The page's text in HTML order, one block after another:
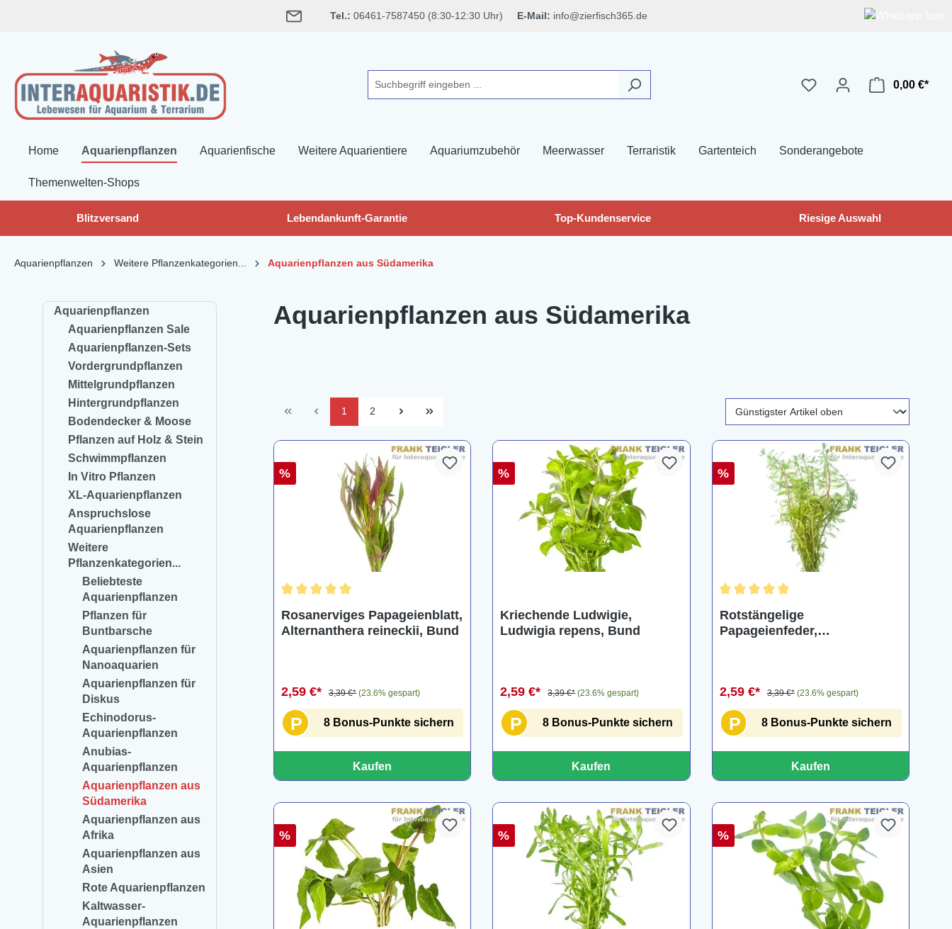
Tel.: 06461-7587450 (8:30-12:30 Uhr) E-Mail: info@zierfisch365.de
0,00 €*
Home Aquarienpflanzen Aquarienfische Weitere Aquarientiere Aquariumzubehör Meerwasser Terraristik Gartenteich Sonderangebote
Themenwelten-Shops
Blitzversand Lebendankunft-Garantie Top-Kundenservice Riesige Auswahl
Aquarienpflanzen Weitere Pflanzenkategorien... Aquarienpflanzen aus Südamerika
Aquarienpflanzen
Aquarienpflanzen Sale
Aquarienpflanzen-Sets
Vordergrundpflanzen
Mittelgrundpflanzen
Hintergrundpflanzen
Bodendecker & Moose
Pflanzen auf Holz & Stein
Schwimmpflanzen
In Vitro Pflanzen
XL-Aquarienpflanzen
Anspruchslose
Aquarienpflanzen
Weitere
Pflanzenkategorien...
Beliebteste
Aquarienpflanzen
Pflanzen für
Buntbarsche
Aquarienpflanzen für
Nanoaquarien
Aquarienpflanzen für
Diskus
Echinodorus-
Aquarienpflanzen
Anubias-
Aquarienpflanzen
Aquarienpflanzen aus
Südamerika
Aquarienpflanzen aus
Afrika
Aquarienpflanzen aus
Asien
Rote Aquarienpflanzen
Kaltwasser-
Aquarienpflanzen
Aquarienpflanzen aus Südamerika
1 2
%
Rosanerviges Papageienblatt,
Alternanthera reineckii, Bund
2,59 €* 3,39 €* (23.6% gespart)
P 8 Bonus-Punkte sichern
Kaufen
%
Kriechende Ludwigie,
Ludwigia repens, Bund
2,59 €* 3,39 €* (23.6% gespart)
P 8 Bonus-Punkte sichern
Kaufen
%
Rotstängelige
Papageienfeder,
2,59 €* 3,39 €* (23.6% gespart)
P 8 Bonus-Punkte sichern
Kaufen
% % %